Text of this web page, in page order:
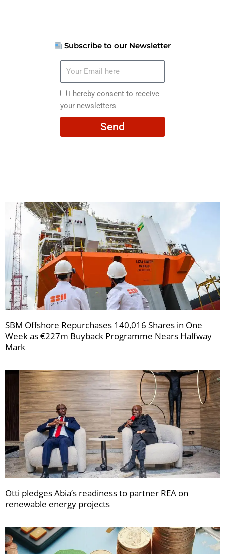
Subscribe to our Newsletter
here
I
hereby
consent
I hereby consent to receive
your newsletters
Send
SBM Offshore Repurchases 140,016 Shares in One
Week as €227m Buyback Programme Nears Halfway
Mark
Otti pledges Abia’s readiness to partner REA on
renewable energy projects